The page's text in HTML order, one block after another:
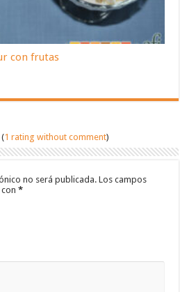
con frutas
1 rating without comment)
no será publicada. Los campos
con*